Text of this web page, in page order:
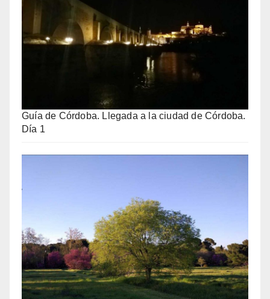
Guía de Córdoba. Llegada a la ciudad de Córdoba.
Día 1